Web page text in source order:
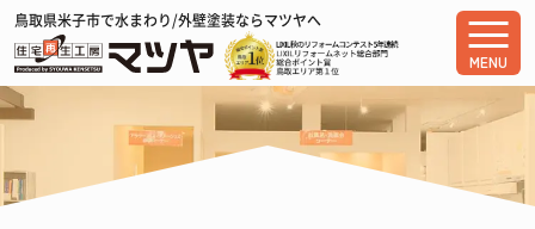
鳥取県米子市で水まわり/外壁塗装ならマツヤへ
MENU